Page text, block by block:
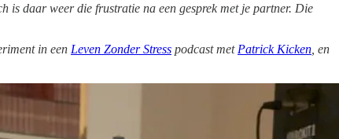
is daar weer die frustratie na een gesprek met je partner. Die
in een Leven Zonder Stress podcast met Patrick Kicken , en